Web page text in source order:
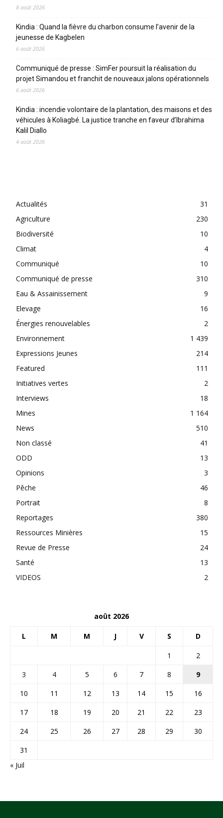
8 août 2026
Kindia : Quand la fièvre du charbon consume l’avenir de la
jeunesse de Kagbelen
6 août 2026
Communiqué de presse : SimFer poursuit la réalisation du
projet Simandou et franchit de nouveaux jalons opérationnels
6 août 2026
Kindia : incendie volontaire de la plantation, des maisons et des
véhicules à Koliagbé. La justice tranche en faveur d’Ibrahima
Kalil Diallo
4 août 2026
Actualités
31
Agriculture
230
Biodiversité
10
Climat
4
Communiqué
10
Communiqué de presse
310
Eau & Assainissement
9
Elevage
16
Énergies renouvelables
2
Environnement
1 439
Expressions Jeunes
214
Featured
111
Initiatives vertes
2
Interviews
18
Mines
1 164
News
510
Non classé
41
ODD
13
Opinions
3
Pêche
46
Portrait
8
Reportages
380
Ressources Minières
15
Revue de Presse
24
Santé
13
VIDEOS
2
août 2026
L M M J V S D
1
2
3
4 5 6 7 8
9
10
11 12 13 14 15
16
17
18 19 20 21 22
23
24
25 26 27 28 29
30
31
« Juil